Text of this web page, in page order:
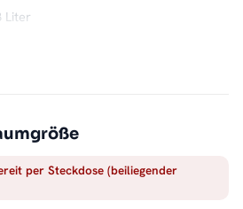
Liter
die Wärme gleichmäßig ab und
Alle Größen und
Sie in der Kategorie
per Steckdose (beiliegender